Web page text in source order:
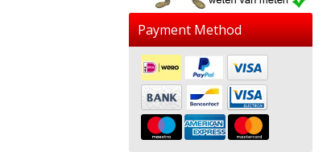
Payment Method